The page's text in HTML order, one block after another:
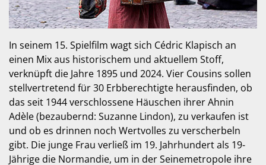
In seinem 15. Spielfilm wagt sich Cédric Klapisch an
einen Mix aus historischem und aktuellem Stoff,
verknüpft die Jahre 1895 und 2024. Vier Cousins sollen
stellvertretend für 30 Erbberechtigte herausfinden, ob
das seit 1944 verschlossene Häuschen ihrer Ahnin
Adèle (bezaubernd: Suzanne Lindon), zu verkaufen ist
und ob es drinnen noch Wertvolles zu verscherbeln
gibt. Die junge Frau verließ im 19. Jahrhundert als 19-
Jährige die Normandie, um in der Seinemetropole ihre